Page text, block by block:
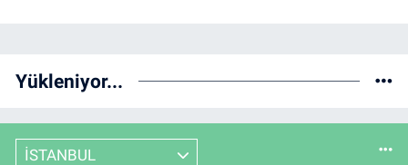
Yükleniyor...
İSTANBUL